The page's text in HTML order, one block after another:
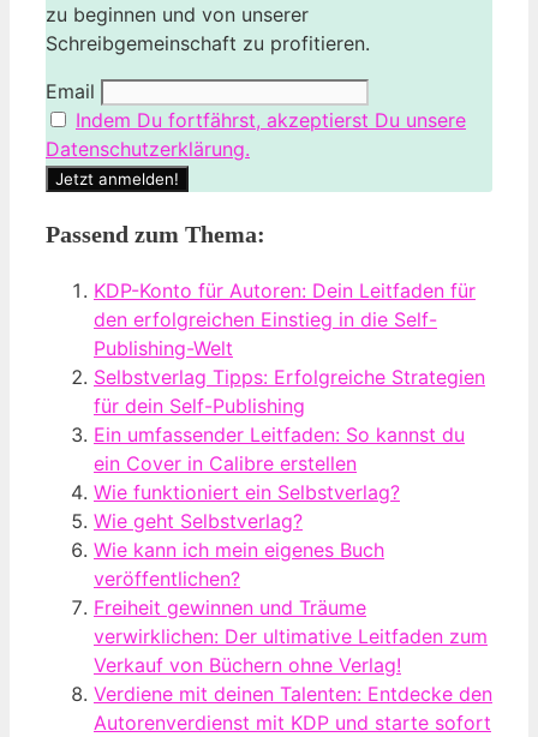
zu beginnen und von unserer
Schreibgemeinschaft zu profitieren.
Email
Indem Du fortfährst, akzeptierst Du unsere
Datenschutzerklärung.
Passend zum Thema:
KDP-Konto für Autoren: Dein Leitfaden für
den erfolgreichen Einstieg in die Self-
Publishing-Welt
Selbstverlag Tipps: Erfolgreiche Strategien
für dein Self-Publishing
Ein umfassender Leitfaden: So kannst du
ein Cover in Calibre erstellen
Wie funktioniert ein Selbstverlag?
Wie geht Selbstverlag?
Wie kann ich mein eigenes Buch
veröffentlichen?
Freiheit gewinnen und Träume
verwirklichen: Der ultimative Leitfaden zum
Verkauf von Büchern ohne Verlag!
Verdiene mit deinen Talenten: Entdecke den
Autorenverdienst mit KDP und starte sofort